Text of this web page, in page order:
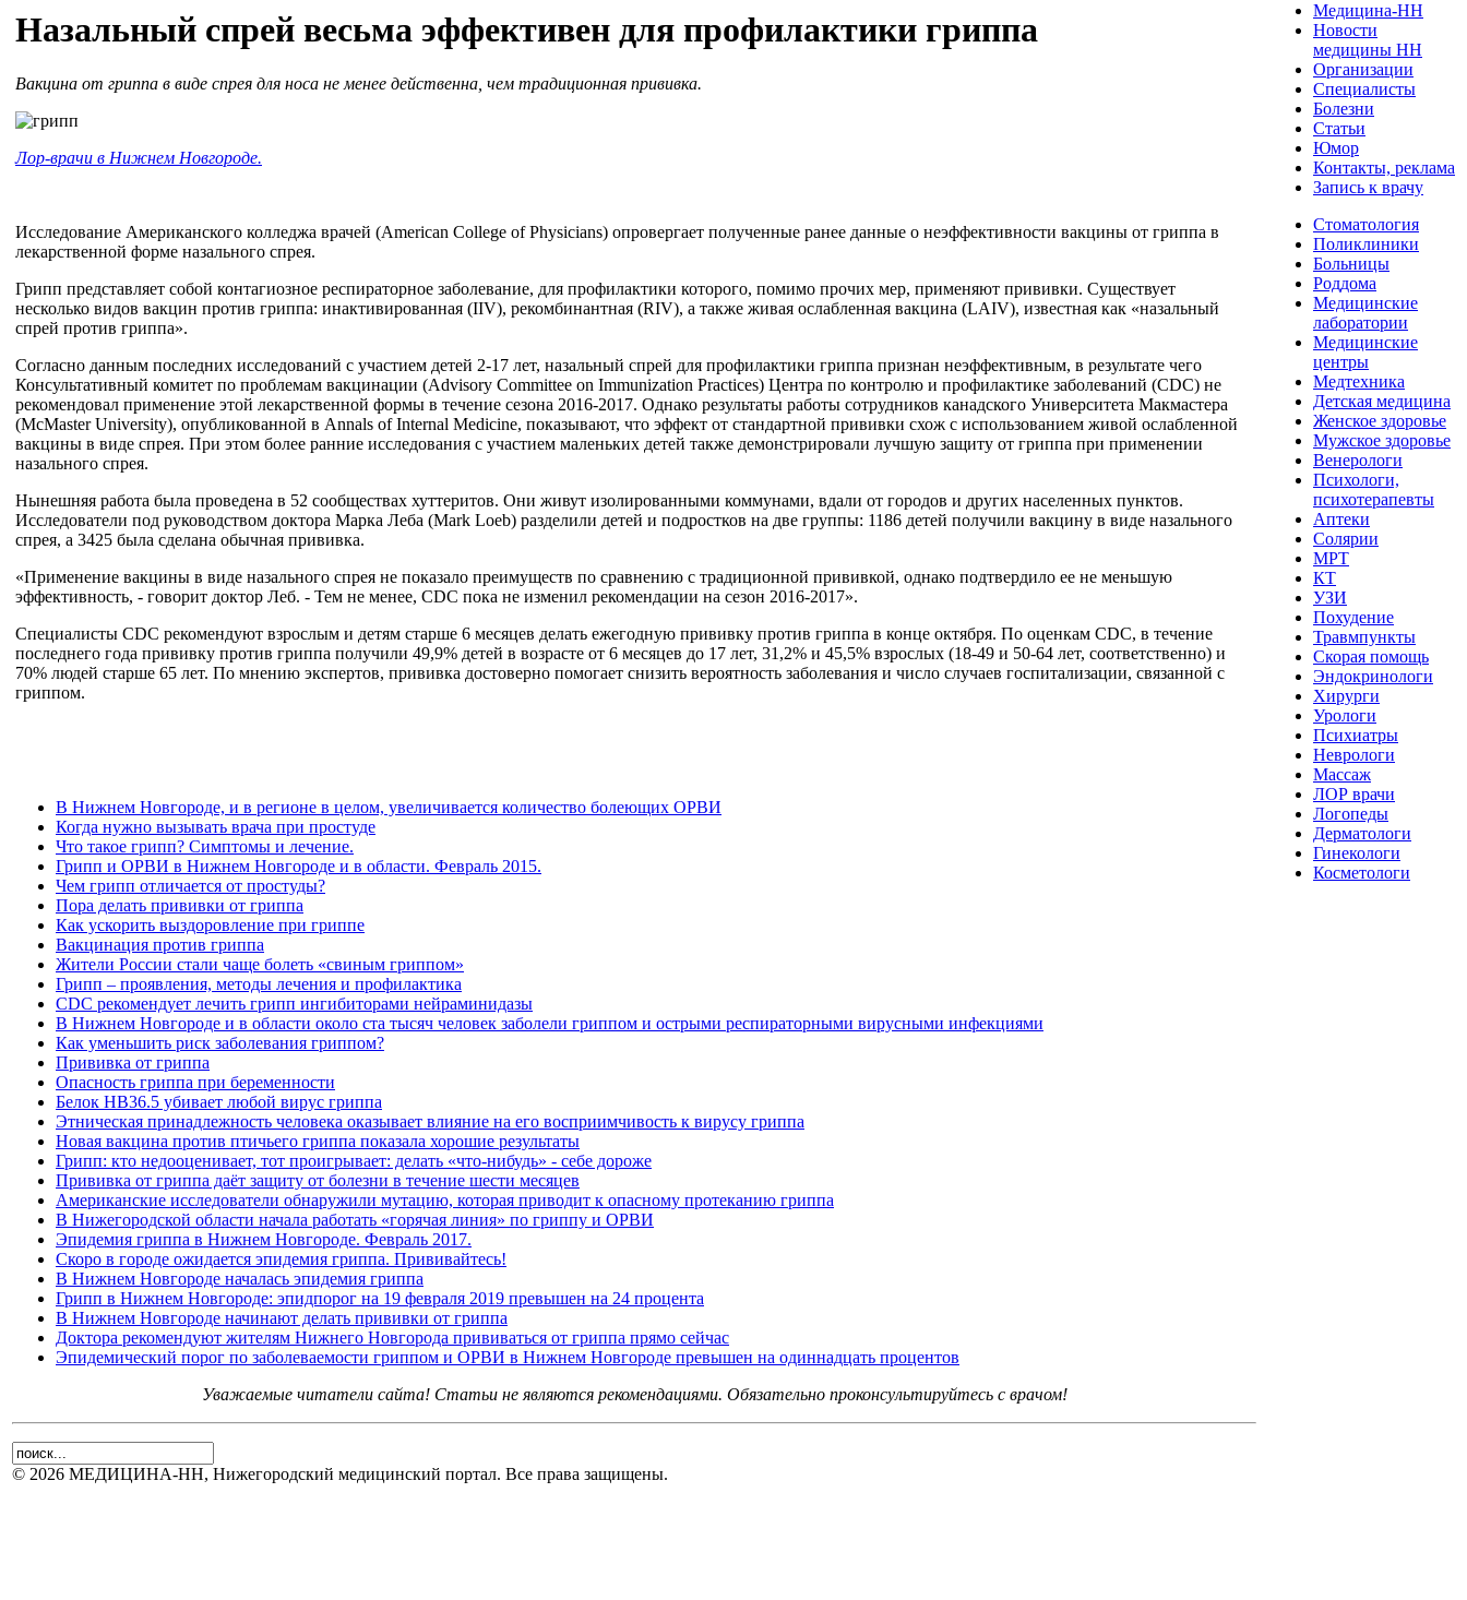
Назальный спрей весьма эффективен для профилактики гриппа
Вакцина от гриппа в виде спрея для носа не менее действенна, чем традиционная прививка.
Лор-врачи в Нижнем Новгороде.
Исследование Американского колледжа врачей (American College of Physicians) опровергает полученные ранее данные о неэффективности вакцины от гриппа в
лекарственной форме назального спрея.
Грипп представляет собой контагиозное респираторное заболевание, для профилактики которого, помимо прочих мер, применяют прививки. Существует
несколько видов вакцин против гриппа: инактивированная (IIV), рекомбинантная (RIV), а также живая ослабленная вакцина (LAIV), известная как «назальный
спрей против гриппа».
Согласно данным последних исследований с участием детей 2-17 лет, назальный спрей для профилактики гриппа признан неэффективным, в результате чего
Консультативный комитет по проблемам вакцинации (Advisory Committee on Immunization Practices) Центра по контролю и профилактике заболеваний (CDC) не
рекомендовал применение этой лекарственной формы в течение сезона 2016-2017. Однако результаты работы сотрудников канадского Университета Макмастера
(McMaster University), опубликованной в Annals of Internal Medicine, показывают, что эффект от стандартной прививки схож с использованием живой ослабленной
вакцины в виде спрея. При этом более ранние исследования с участием маленьких детей также демонстрировали лучшую защиту от гриппа при применении
назального спрея.
Нынешняя работа была проведена в 52 сообществах хуттеритов. Они живут изолированными коммунами, вдали от городов и других населенных пунктов.
Исследователи под руководством доктора Марка Леба (Mark Loeb) разделили детей и подростков на две группы: 1186 детей получили вакцину в виде назального
спрея, а 3425 была сделана обычная прививка.
«Применение вакцины в виде назального спрея не показало преимуществ по сравнению с традиционной прививкой, однако подтвердило ее не меньшую
эффективность, - говорит доктор Леб. - Тем не менее, CDC пока не изменил рекомендации на сезон 2016-2017».
Специалисты CDC рекомендуют взрослым и детям старше 6 месяцев делать ежегодную прививку против гриппа в конце октября. По оценкам CDC, в течение
последнего года прививку против гриппа получили 49,9% детей в возрасте от 6 месяцев до 17 лет, 31,2% и 45,5% взрослых (18-49 и 50-64 лет, соответственно) и
70% людей старше 65 лет. По мнению экспертов, прививка достоверно помогает снизить вероятность заболевания и число случаев госпитализации, связанной с
гриппом.
В Нижнем Новгороде, и в регионе в целом, увеличивается количество болеющих ОРВИ
Когда нужно вызывать врача при простуде
Что такое грипп? Симптомы и лечение.
Грипп и ОРВИ в Нижнем Новгороде и в области. Февраль 2015.
Чем грипп отличается от простуды?
Пора делать прививки от гриппа
Как ускорить выздоровление при гриппе
Вакцинация против гриппа
Жители России стали чаще болеть «свиным гриппом»
Грипп – проявления, методы лечения и профилактика
CDC рекомендует лечить грипп ингибиторами нейраминидазы
В Нижнем Новгороде и в области около ста тысяч человек заболели гриппом и острыми респираторными вирусными инфекциями
Как уменьшить риск заболевания гриппом?
Прививка от гриппа
Опасность гриппа при беременности
Белок HB36.5 убивает любой вирус гриппа
Этническая принадлежность человека оказывает влияние на его восприимчивость к вирусу гриппа
Новая вакцина против птичьего гриппа показала хорошие результаты
Грипп: кто недооценивает, тот проигрывает: делать «что-нибудь» - себе дороже
Прививка от гриппа даёт защиту от болезни в течение шести месяцев
Американские исследователи обнаружили мутацию, которая приводит к опасному протеканию гриппа
В Нижегородской области начала работать «горячая линия» по гриппу и ОРВИ
Эпидемия гриппа в Нижнем Новгороде. Февраль 2017.
Скоро в городе ожидается эпидемия гриппа. Прививайтесь!
В Нижнем Новгороде началась эпидемия гриппа
Грипп в Нижнем Новгороде: эпидпорог на 19 февраля 2019 превышен на 24 процента
В Нижнем Новгороде начинают делать прививки от гриппа
Доктора рекомендуют жителям Нижнего Новгорода прививаться от гриппа прямо сейчас
Эпидемический порог по заболеваемости гриппом и ОРВИ в Нижнем Новгороде превышен на одиннадцать процентов
Уважаемые читатели сайта! Статьи не являются рекомендациями. Обязательно проконсультируйтесь с врачом!
© 2026 МЕДИЦИНА-НН, Нижегородский медицинский портал. Все права защищены.
Медицина-НН
Новости
медицины НН
Организации
Специалисты
Болезни
Статьи
Юмор
Контакты, реклама
Запись к врачу
Стоматология
Поликлиники
Больницы
Роддома
Медицинские
лаборатории
Медицинские
центры
Медтехника
Детская медицина
Женское здоровье
Мужское здоровье
Венерологи
Психологи,
психотерапевты
Аптеки
Солярии
МРТ
КТ
УЗИ
Похудение
Травмпункты
Скорая помощь
Эндокринологи
Хирурги
Урологи
Психиатры
Неврологи
Массаж
ЛОР врачи
Логопеды
Дерматологи
Гинекологи
Косметологи